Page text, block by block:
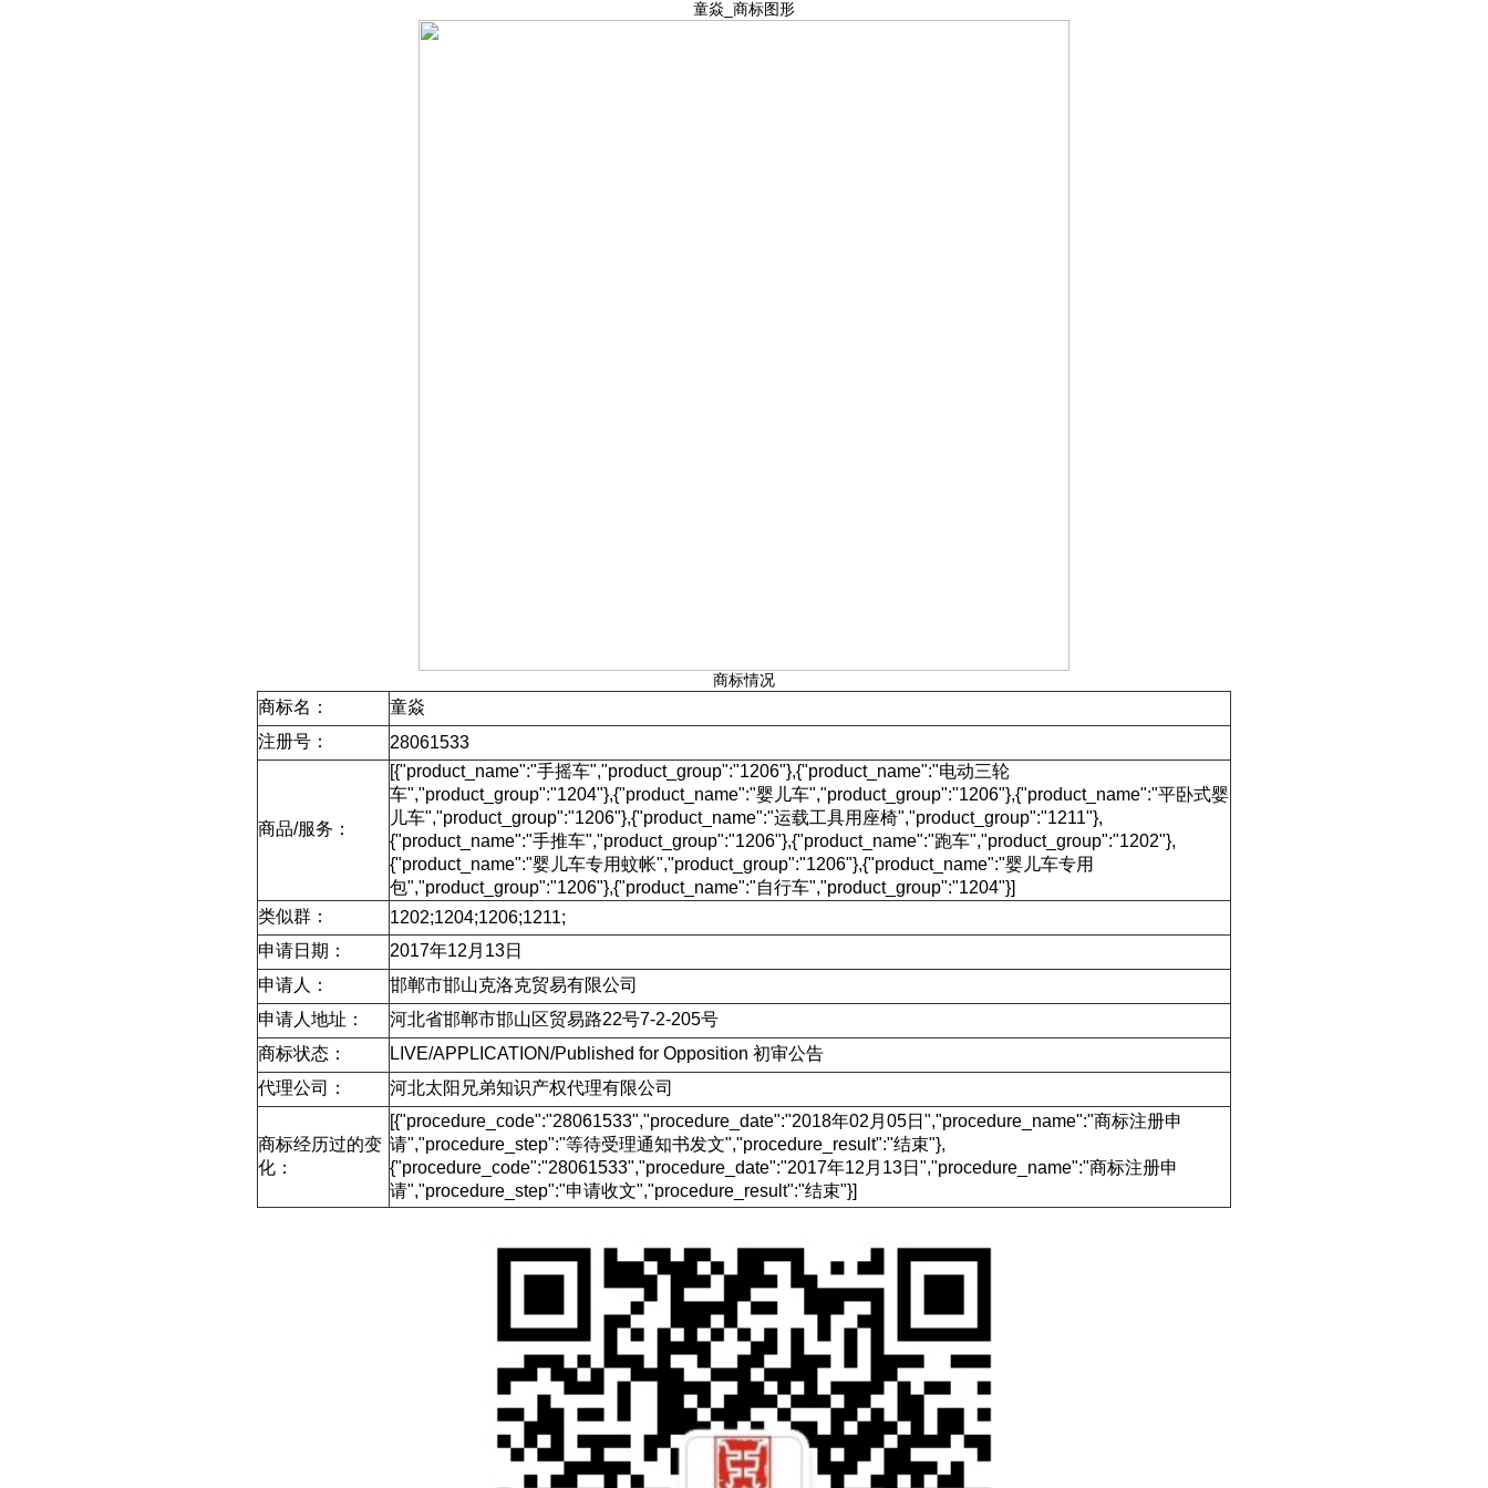
童焱_商标图形
商标情况
商标名：
童焱
注册号：
28061533
商品/服务：
[{"product_name":"手摇车","product_group":"1206"},{"product_name":"电动三轮
车","product_group":"1204"},{"product_name":"婴儿车","product_group":"1206"},{"product_name":"平卧式婴
儿车","product_group":"1206"},{"product_name":"运载工具用座椅","product_group":"1211"},
{"product_name":"手推车","product_group":"1206"},{"product_name":"跑车","product_group":"1202"},
{"product_name":"婴儿车专用蚊帐","product_group":"1206"},{"product_name":"婴儿车专用
包","product_group":"1206"},{"product_name":"自行车","product_group":"1204"}]
类似群：
1202;1204;1206;1211;
申请日期：
2017年12月13日
申请人：
邯郸市邯山克洛克贸易有限公司
申请人地址：
河北省邯郸市邯山区贸易路22号7-2-205号
商标状态：
LIVE/APPLICATION/Published for Opposition 初审公告
代理公司：
河北太阳兄弟知识产权代理有限公司
商标经历过的变
化：
[{"procedure_code":"28061533","procedure_date":"2018年02月05日","procedure_name":"商标注册申
请","procedure_step":"等待受理通知书发文","procedure_result":"结束"},
{"procedure_code":"28061533","procedure_date":"2017年12月13日","procedure_name":"商标注册申
请","procedure_step":"申请收文","procedure_result":"结束"}]